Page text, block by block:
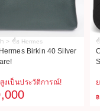
า > ซื้อ Hermes
Birkin 40 Silver
งเป็นประวัติการณ์!
฿